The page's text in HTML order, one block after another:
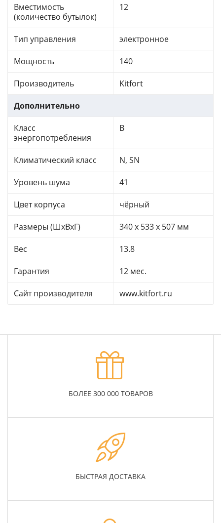
Вместимость
(количество бутылок)
12
Тип управления электронное
Мощность 140
Производитель Kitfort
Дополнительно
Класс
энергопотребления
B
Климатический класс N, SN
Уровень шума 41
Цвет корпуса чёрный
Размеры (ШхВхГ) 340 x 533 x 507 мм
Вес 13.8
Гарантия 12 мес.
Сайт производителя www.kitfort.ru
БОЛЕЕ 300 000 ТОВАРОВ
БЫСТРАЯ ДОСТАВКА